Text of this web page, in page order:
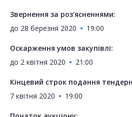
Звернення за роз'ясненнями:
до 28 березня 2020 19:00
Оскарження умов закупівлі:
до 2 квітня 2020 21:00
Кінцевий строк подання
7 квітня 2020
19:00